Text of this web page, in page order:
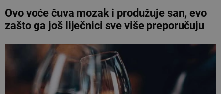
Ovo voće čuva mozak i produžuje san, evo
zašto ga još liječnici sve više preporučuju